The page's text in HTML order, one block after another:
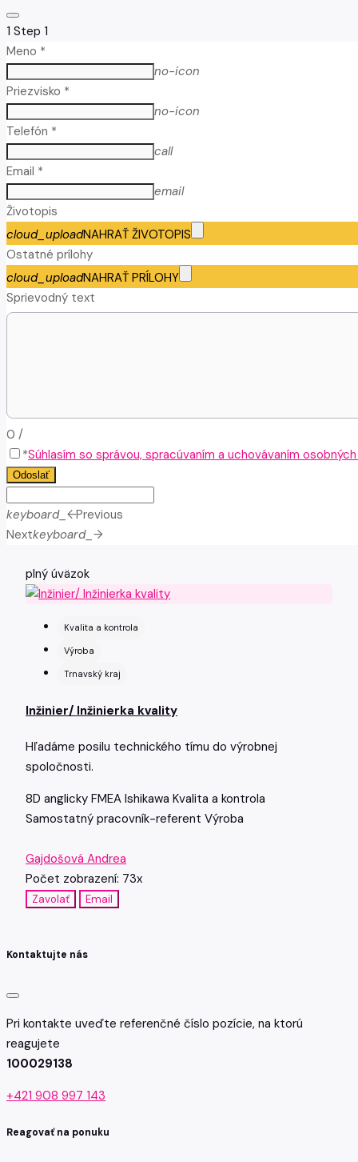
1 Step 1
Meno *
no-icon
Priezvisko *
no-icon
Telefón *
call
Email *
email
Životopis
cloud_uploadNAHRAŤ ŽIVOTOPIS
Ostatné prílohy
cloud_uploadNAHRAŤ PRÍLOHY
Sprievodný text
0 /
*Súhlasím so správou, spracúvaním a uchovávaním
Odoslať
keyboard_arrow_leftPrevious
Nextkeyboard_arrow_right
plný úväzok
Kvalita a kontrola
Výroba
Trnavský kraj
Inžinier/ Inžinierka kvality
Hľadáme posilu technického tímu do výrobnej
spoločnosti.
8D anglicky FMEA Ishikawa Kvalita a kontrola
Samostatný pracovník-referent Výroba
Gajdošová Andrea
Počet zobrazení: 73x
Zavolať Email
Kontaktujte nás
Pri kontakte uveďte referenčné číslo pozície, na ktorú
reagujete
100029138
+421 908 997 143
Reagovať na ponuku